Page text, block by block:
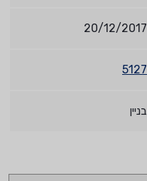
20/12/2017
5127
בניין